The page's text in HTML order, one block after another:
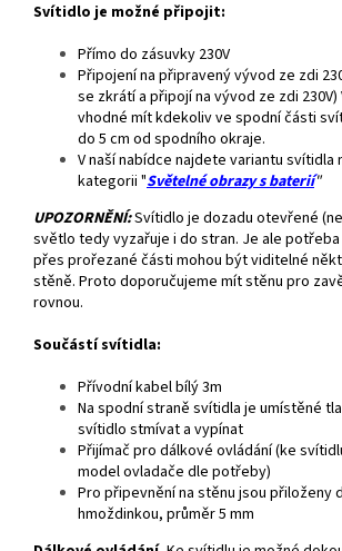
Svítidlo je možné připojit:
Přímo do zásuvky 230V
Připojení na připravený vývod ze zdi
se zkrátí a připojí na vývod ze zdi
vhodné mít kdekoliv ve spodní části
do 5 cm od spodního okraje.
V naší nabídce najdete variantu svítidla
kategorii "Světelné obrazy s baterií"
UPOZORNĚNÍ:Svítidlo je dozadu otevřené
světlo tedy vyzařuje i do stran. Je ale
přes prořezané části mohou být viditelné
stěně. Proto doporučujeme mít stěnu pro
rovnou.
Součástí svítidla:
Přívodní kabel bílý 3m
Na spodní straně svítidla je umístěné
svítidlo stmívat a vypínat
Přijímač pro dálkové ovládání (ke
model ovladače dle potřeby)
Pro připevnění na stěnu jsou přiloženy
hmoždinkou, průměr 5 mm